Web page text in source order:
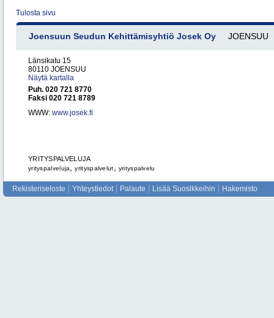
Tulosta sivu
Joensuun Seudun Kehittämisyhtiö Josek Oy JOENSUU
Länsikatu 15
80110 JOENSUU
Näytä kartalla
Puh. 020 721 8770
Faksi 020 721 8789
WWW: www.josek.fi
YRITYSPALVELUJA
yrityspalveluja ,yrityspalvelut yrityspalvelu
Rekisteriseloste Yhteystiedot Palaute Lisää Suosikkeihin Hakemisto